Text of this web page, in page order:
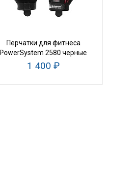
Перчатки для фитнеса
PowerSystem 2580 черные
M
1 400 ₽